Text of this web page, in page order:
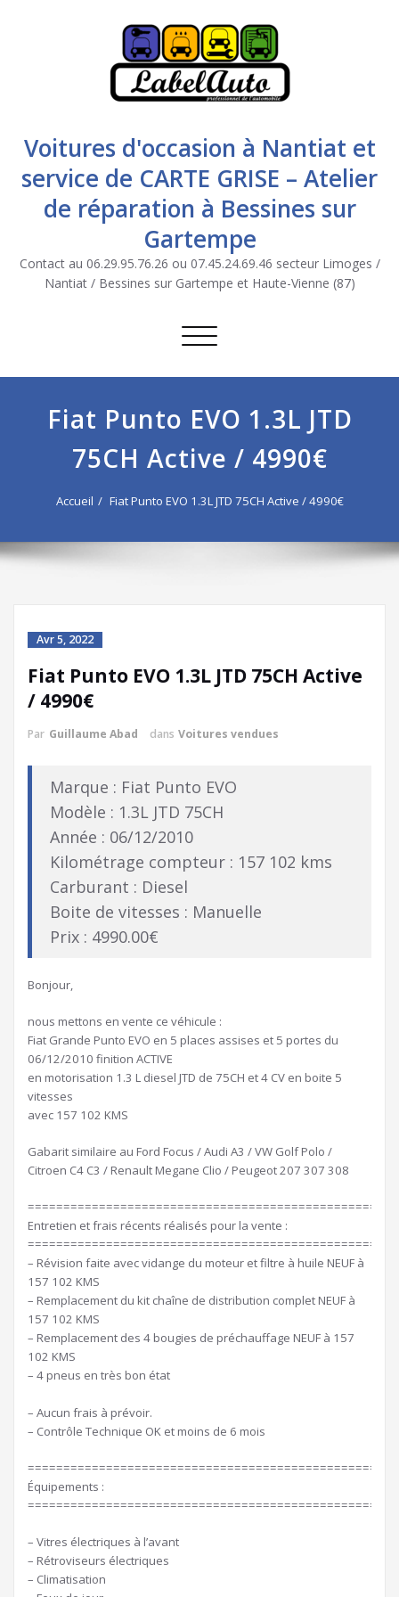
Voitures d'occasion à Nantiat et
service de CARTE GRISE – Atelier
de réparation à Bessines sur
Gartempe
Contact au 06.29.95.76.26 ou 07.45.24.69.46 secteur Limoges /
Nantiat / Bessines sur Gartempe et Haute-Vienne (87)
Afficher/masquer la navigation
Fiat Punto EVO 1.3L JTD
75CH Active / 4990€
Accueil Fiat Punto EVO 1.3L JTD 75CH Active / 4990€
Avr 5, 2022
Fiat Punto EVO 1.3L JTD 75CH Active
/ 4990€
Par Guillaume Abad dans Voitures vendues
Marque : Fiat Punto EVO
Modèle : 1.3L JTD 75CH
Année : 06/12/2010
Kilométrage compteur : 157 102 kms
Carburant : Diesel
Boite de vitesses : Manuelle
Prix : 4990.00€
Bonjour,
nous mettons en vente ce véhicule :
Fiat Grande Punto EVO en 5 places assises et 5 portes du
06/12/2010 finition ACTIVE
en motorisation 1.3 L diesel JTD de 75CH et 4 CV en boite 5
vitesses
avec 157 102 KMS
Gabarit similaire au Ford Focus / Audi A3 / VW Golf Polo /
Citroen C4 C3 / Renault Megane Clio / Peugeot 207 307 308
Entretien et frais récents réalisés pour la vente :
– Révision faite avec vidange du moteur et filtre à huile NEUF à
157 102 KMS
– Remplacement du kit chaîne de distribution complet NEUF à
157 102 KMS
– Remplacement des 4 bougies de préchauffage NEUF à 157
102 KMS
– 4 pneus en très bon état
– Aucun frais à prévoir.
– Contrôle Technique OK et moins de 6 mois
Équipements :
– Vitres électriques à l’avant
– Rétroviseurs électriques
– Climatisation